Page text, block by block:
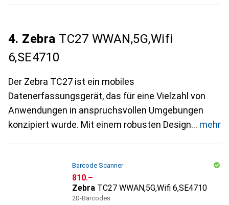
4. Zebra TC27 WWAN,5G,Wifi
6,SE4710
Der Zebra TC27 ist ein mobiles
Datenerfassungsgerät, das für eine Vielzahl von
Anwendungen in anspruchsvollen Umgebungen
konzipiert wurde. Mit einem robusten Design
mehr
Barcode Scanner
CHF
810.–
Zebra TC27 WWAN,5G,Wifi 6,SE4710
2D-Barcodes